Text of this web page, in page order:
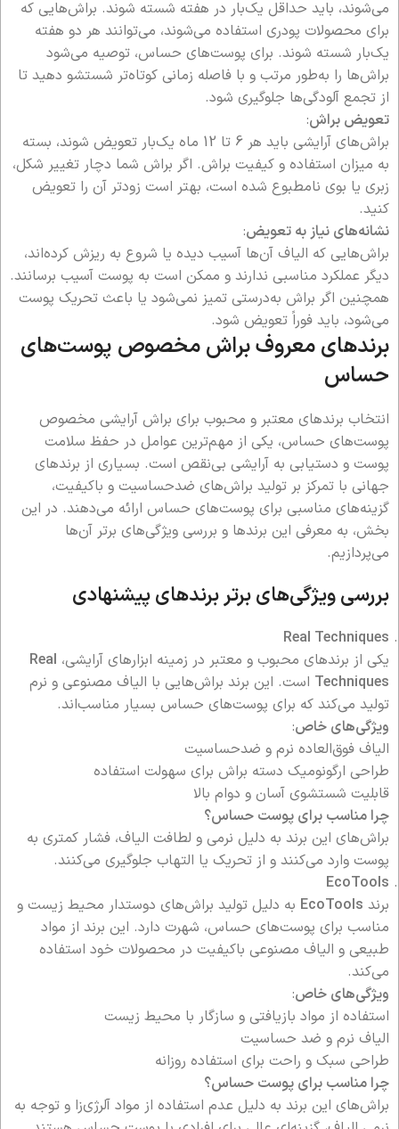
می‌شوند، باید حداقل یک‌بار در هفته شسته شوند. براش‌هایی که
برای محصولات پودری استفاده می‌شوند، می‌توانند هر دو هفته
یک‌بار شسته شوند. برای پوست‌های حساس، توصیه می‌شود
براش‌ها را به‌طور مرتب و با فاصله زمانی کوتاه‌تر شستشو دهید تا
از تجمع آلودگی‌ها جلوگیری شود.
تعویض براش:
براش‌های آرایشی باید هر 6 تا 12 ماه یک‌بار تعویض شوند، بسته
به میزان استفاده و کیفیت براش. اگر براش شما دچار تغییر شکل،
زبری یا بوی نامطبوع شده است، بهتر است زودتر آن را تعویض
کنید.
نشانه‌های نیاز به تعویض:
براش‌هایی که الیاف آن‌ها آسیب دیده یا شروع به ریزش کرده‌اند،
دیگر عملکرد مناسبی ندارند و ممکن است به پوست آسیب برسانند.
همچنین اگر براش به‌درستی تمیز نمی‌شود یا باعث تحریک پوست
می‌شود، باید فوراً تعویض شود.
برندهای معروف براش مخصوص پوست‌های
حساس
انتخاب برندهای معتبر و محبوب برای براش آرایشی مخصوص
پوست‌های حساس، یکی از مهم‌ترین عوامل در حفظ سلامت
پوست و دستیابی به آرایشی بی‌نقص است. بسیاری از برندهای
جهانی با تمرکز بر تولید براش‌های ضدحساسیت و باکیفیت،
گزینه‌های مناسبی برای پوست‌های حساس ارائه می‌دهند. در این
بخش، به معرفی این برندها و بررسی ویژگی‌های برتر آن‌ها
می‌پردازیم.
بررسی ویژگی‌های برتر برندهای پیشنهادی
Real Techniques
یکی از برندهای محبوب و معتبر در زمینه ابزارهای آرایشی، Real
Techniques است. این برند براش‌هایی با الیاف مصنوعی و نرم
تولید می‌کند که برای پوست‌های حساس بسیار مناسب‌اند.
ویژگی‌های خاص:
الیاف فوق‌العاده نرم و ضدحساسیت
طراحی ارگونومیک دسته براش برای سهولت استفاده
قابلیت شستشوی آسان و دوام بالا
چرا مناسب برای پوست حساس؟
براش‌های این برند به دلیل نرمی و لطافت الیاف، فشار کمتری به
پوست وارد می‌کنند و از تحریک یا التهاب جلوگیری می‌کنند.
EcoTools
برند EcoTools به دلیل تولید براش‌های دوستدار محیط زیست و
مناسب برای پوست‌های حساس، شهرت دارد. این برند از مواد
طبیعی و الیاف مصنوعی باکیفیت در محصولات خود استفاده
می‌کند.
ویژگی‌های خاص:
استفاده از مواد بازیافتی و سازگار با محیط زیست
الیاف نرم و ضد حساسیت
طراحی سبک و راحت برای استفاده روزانه
چرا مناسب برای پوست حساس؟
براش‌های این برند به دلیل عدم استفاده از مواد آلرژی‌زا و توجه به